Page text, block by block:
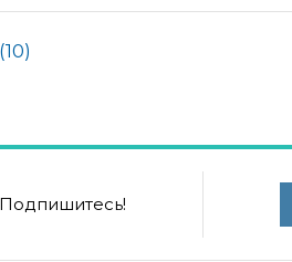
10)
Подпишитесь!